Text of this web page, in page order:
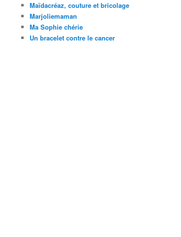
Maïdacréaz, couture et bricolage
Marjoliemaman
Ma Sophie chérie
Un bracelet contre le cancer